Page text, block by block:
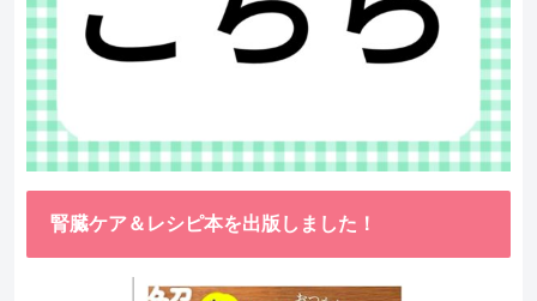
腎臓ケア＆レシピ本を出版しました！